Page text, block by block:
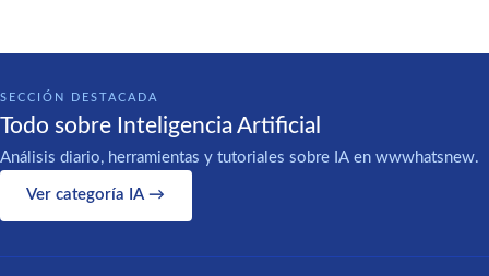
SECCIÓN DESTACADA
Todo sobre Inteligencia Artificial
Análisis diario, herramientas y tutoriales sobre IA en wwwhatsnew.
Ver categoría IA →